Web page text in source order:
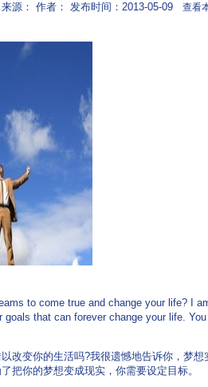
来源： 作者： 发布时间：2013-05-09 查看
to come true and change your life? I
goals that can forever change your life.
改变你的生活吗?我很遗憾地告诉你，梦
把你的梦想变成现实，你需要设定目标。